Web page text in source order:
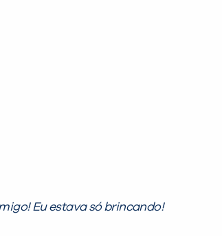
Eu estava só brincando!